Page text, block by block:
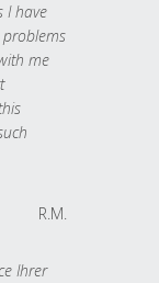
I have
me
R.M.
Ihrer